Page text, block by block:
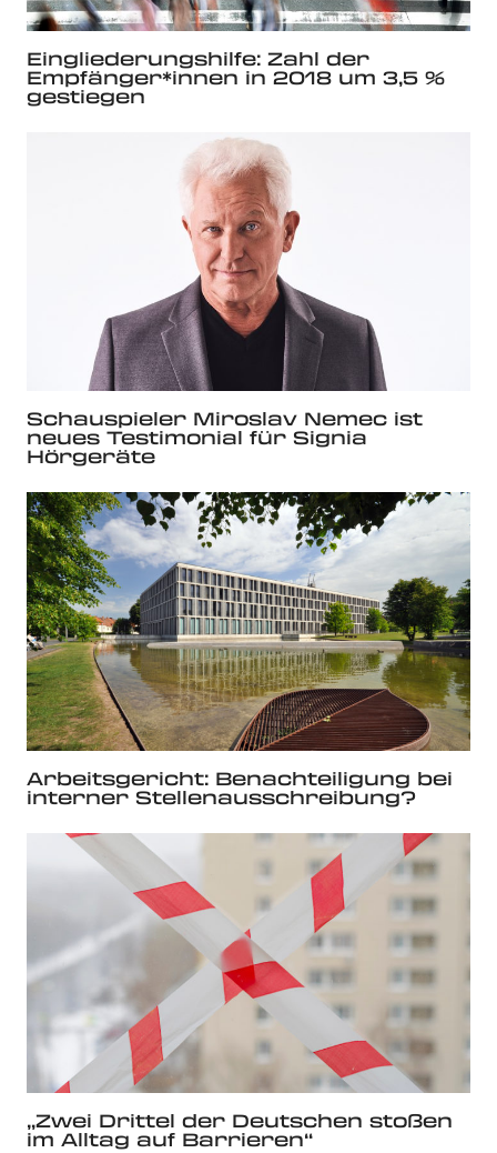
Eingliederungshilfe: Zahl der
Empfänger*innen in 2018 um 3,5 %
gestiegen
Schauspieler Miroslav Nemec ist
neues Testimonial für Signia
Hörgeräte
Arbeitsgericht: Benachteiligung bei
interner Stellenausschreibung?
„Zwei Drittel der Deutschen stoßen
im Alltag auf Barrieren“